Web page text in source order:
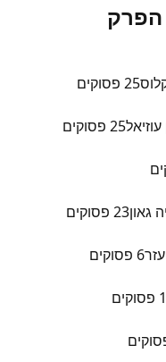
הפרק
25 פסוקים
עוזיאל25 פסוקים
גאון23 פסוקים
6 פסוקים
1 פסוקים